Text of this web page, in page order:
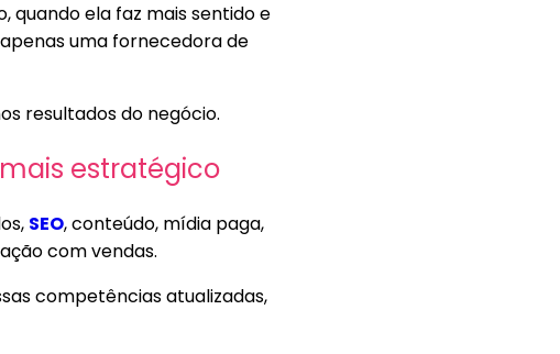
quando ela faz mais sentido e
uma fornecedora de
resultados do negócio.
estratégico
SEO, conteúdo, mídia paga,
com vendas.
competências atualizadas,